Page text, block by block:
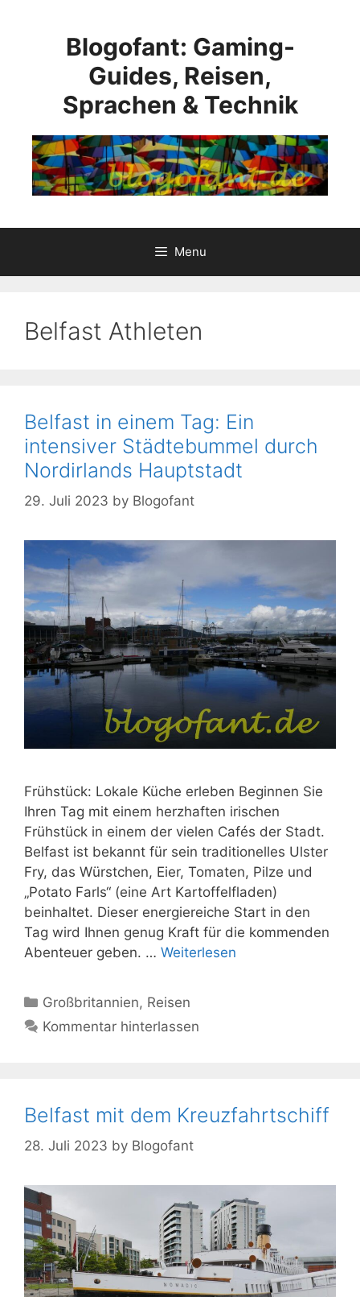
Blogofant: Gaming-
Guides, Reisen,
Sprachen & Technik
Menu
Belfast Athleten
Belfast in einem Tag: Ein
intensiver Städtebummel durch
Nordirlands Hauptstadt
29. Juli 2023 by Blogofant
Frühstück: Lokale Küche erleben Beginnen Sie
Ihren Tag mit einem herzhaften irischen
Frühstück in einem der vielen Cafés der Stadt.
Belfast ist bekannt für sein traditionelles Ulster
Fry, das Würstchen, Eier, Tomaten, Pilze und
„Potato Farls“ (eine Art Kartoffelfladen)
beinhaltet. Dieser energiereiche Start in den
Tag wird Ihnen genug Kraft für die kommenden
Abenteuer geben. … Weiterlesen
Kategorien
Großbritannien, Reisen
Kommentar hinterlassen
Belfast mit dem Kreuzfahrtschiff
28. Juli 2023 by Blogofant